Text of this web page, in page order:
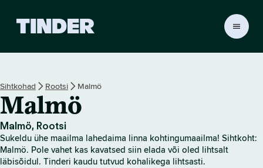
r
a
l
e
Sihtkohad Rootsi Malmö
Malmö
Malmö, Rootsi
Sukeldu ühe maailma lahedaima linna kohtingumaailma! Sihtkoht:
Malmö. Pole vahet kas kavatsed siin elada või oled lihtsalt
läbisõidul. Tinderi kaudu tutvud kohalikega lihtsasti.